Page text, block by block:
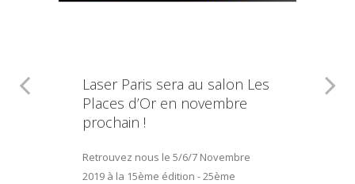
Laser Paris sera au salon Les
Places d’Or en novembre
prochain !
Retrouvez nous le 5/6/7 Novembre
2019 à la 15ème édition - 25ème